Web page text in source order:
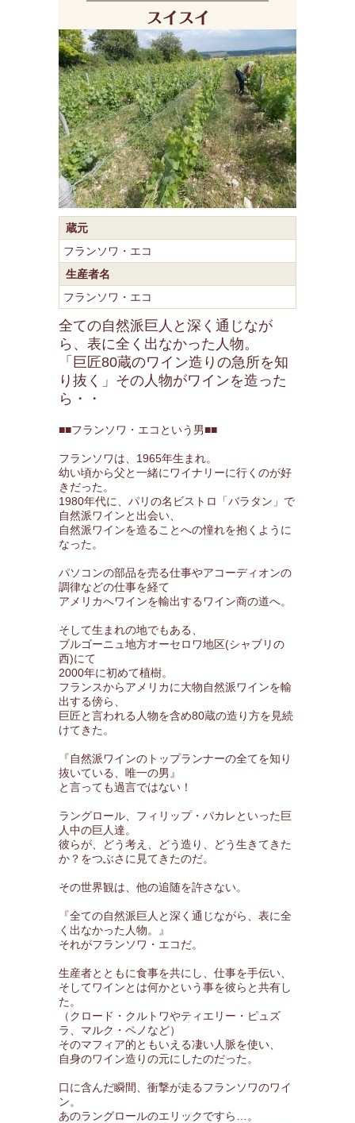
蔵元
フランソワ・エコ
生産者名
フランソワ・エコ
全ての自然派巨人と深く通じなが
ら、表に全く出なかった人物。
「巨匠80蔵のワイン造りの急所を知
り抜く」その人物がワインを造った
ら・・
■■フランソワ・エコという男■■
フランソワは、1965年生まれ。
幼い頃から父と一緒にワイナリーに行くのが好
きだった。
1980年代に、パリの名ビストロ「バラタン」で
自然派ワインと出会い、
自然派ワインを造ることへの憧れを抱くように
なった。
パソコンの部品を売る仕事やアコーディオンの
調律などの仕事を経て
アメリカへワインを輸出するワイン商の道へ。
そして生まれの地でもある、
ブルゴーニュ地方オーセロワ地区(シャブリの
西)にて
2000年に初めて植樹。
フランスからアメリカに大物自然派ワインを輸
出する傍ら、
巨匠と言われる人物を含め80蔵の造り方を見続
けてきた。
『自然派ワインのトップランナーの全てを知り
抜いている、唯一の男』
と言っても過言ではない！
ラングロール、フィリップ・パカレといった巨
人中の巨人達。
彼らが、どう考え、どう造り、どう生きてきた
か？をつぶさに見てきたのだ。
その世界観は、他の追随を許さない。
『全ての自然派巨人と深く通じながら、表に全
く出なかった人物。』
それがフランソワ・エコだ。
生産者とともに食事を共にし、仕事を手伝い、
そしてワインとは何かという事を彼らと共有し
た。
（クロード・クルトワやティエリー・ピュズ
ラ、マルク・ペノなど）
そのマフィア的ともいえる凄い人脈を使い、
自身のワイン造りの元にしたのだった。
口に含んだ瞬間、衝撃が走るフランソワのワイ
ン。
あのラングロールのエリックですら…。